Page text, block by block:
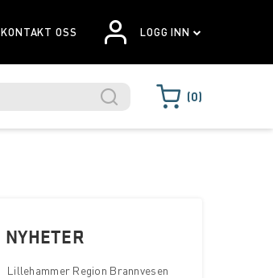
KONTAKT OSS LOGG INN
0
NYHETER
Lillehammer Region Brannvesen